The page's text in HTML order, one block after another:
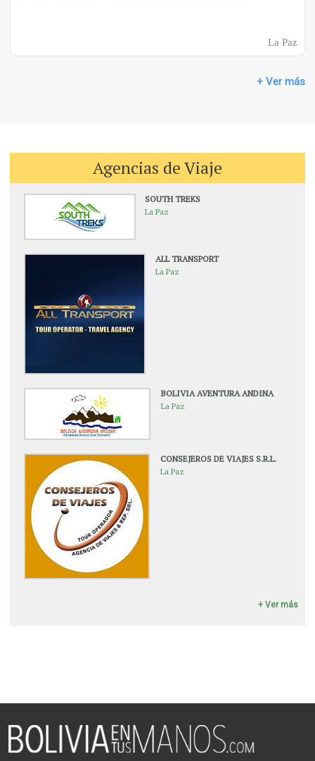
La Paz
+ Ver más
Agencias de Viaje
SOUTH TREKS
La Paz
ALL TRANSPORT
La Paz
BOLIVIA AVENTURA ANDINA
La Paz
CONSEJEROS DE VIAJES S.R.L.
La Paz
+ Ver más